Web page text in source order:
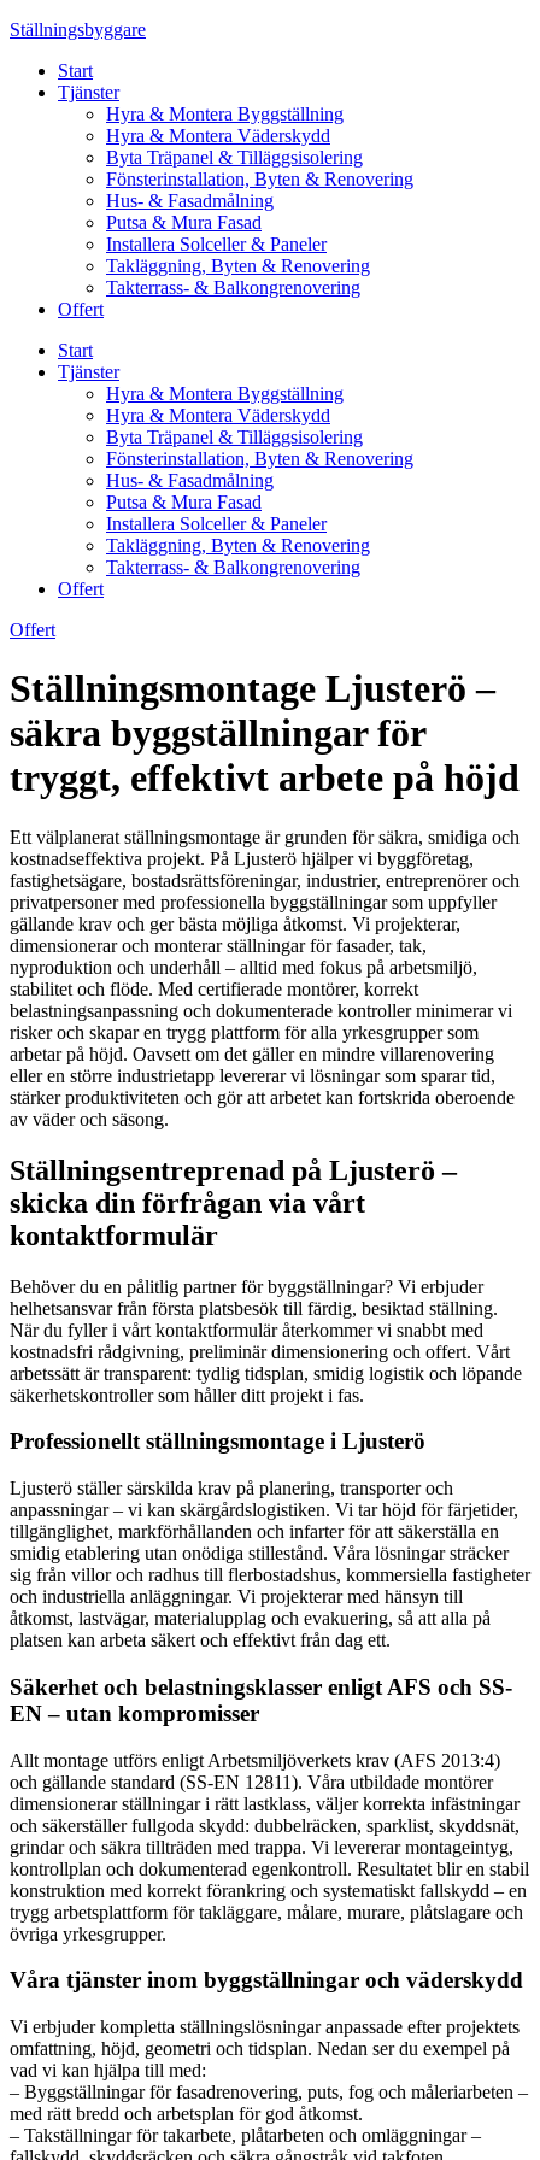
Skip
content
Ställningsbyggare
Start
Tjänster
Hyra & Montera Byggställning
Hyra & Montera Väderskydd
Byta Träpanel & Tilläggsisolering
Fönsterinstallation, Byten & Renovering
Hus- & Fasadmålning
Putsa & Mura Fasad
Installera Solceller & Paneler
Takläggning, Byten & Renovering
Takterrass- & Balkongrenovering
Offert
Start
Tjänster
Hyra & Montera Byggställning
Hyra & Montera Väderskydd
Byta Träpanel & Tilläggsisolering
Fönsterinstallation, Byten & Renovering
Hus- & Fasadmålning
Putsa & Mura Fasad
Installera Solceller & Paneler
Takläggning, Byten & Renovering
Takterrass- & Balkongrenovering
Offert
Offert
Ställningsmontage Ljusterö –
säkra byggställningar för
tryggt, effektivt arbete på höjd
Ett välplanerat ställningsmontage är grunden för säkra, smidiga och
kostnadseffektiva projekt. På Ljusterö hjälper vi byggföretag,
fastighetsägare, bostadsrättsföreningar, industrier, entreprenörer och
privatpersoner med professionella byggställningar som uppfyller
gällande krav och ger bästa möjliga åtkomst. Vi projekterar,
dimensionerar och monterar ställningar för fasader, tak,
nyproduktion och underhåll – alltid med fokus på arbetsmiljö,
stabilitet och flöde. Med certifierade montörer, korrekt
belastningsanpassning och dokumenterade kontroller minimerar vi
risker och skapar en trygg plattform för alla yrkesgrupper som
arbetar på höjd. Oavsett om det gäller en mindre villarenovering
eller en större industrietapp levererar vi lösningar som sparar tid,
stärker produktiviteten och gör att arbetet kan fortskrida oberoende
av väder och säsong.
Ställningsentreprenad på Ljusterö –
skicka din förfrågan via vårt
kontaktformulär
Behöver du en pålitlig partner för byggställningar? Vi erbjuder
helhetsansvar från första platsbesök till färdig, besiktad ställning.
När du fyller i vårt kontaktformulär återkommer vi snabbt med
kostnadsfri rådgivning, preliminär dimensionering och offert. Vårt
arbetssätt är transparent: tydlig tidsplan, smidig logistik och löpande
säkerhetskontroller som håller ditt projekt i fas.
Professionellt ställningsmontage i Ljusterö
Ljusterö ställer särskilda krav på planering, transporter och
anpassningar – vi kan skärgårdslogistiken. Vi tar höjd för färjetider,
tillgänglighet, markförhållanden och infarter för att säkerställa en
smidig etablering utan onödiga stillestånd. Våra lösningar sträcker
sig från villor och radhus till flerbostadshus, kommersiella fastigheter
och industriella anläggningar. Vi projekterar med hänsyn till
åtkomst, lastvägar, materialupplag och evakuering, så att alla på
platsen kan arbeta säkert och effektivt från dag ett.
Säkerhet och belastningsklasser enligt AFS och SS-
EN – utan kompromisser
Allt montage utförs enligt Arbetsmiljöverkets krav (AFS 2013:4)
och gällande standard (SS-EN 12811). Våra utbildade montörer
dimensionerar ställningar i rätt lastklass, väljer korrekta infästningar
och säkerställer fullgoda skydd: dubbelräcken, sparklist, skyddsnät,
grindar och säkra tillträden med trappa. Vi levererar montageintyg,
kontrollplan och dokumenterad egenkontroll. Resultatet blir en stabil
konstruktion med korrekt förankring och systematiskt fallskydd – en
trygg arbetsplattform för takläggare, målare, murare, plåtslagare och
övriga yrkesgrupper.
Våra tjänster inom byggställningar och väderskydd
Vi erbjuder kompletta ställningslösningar anpassade efter projektets
omfattning, höjd, geometri och tidsplan. Nedan ser du exempel på
vad vi kan hjälpa till med:
– Byggställningar för fasadrenovering, puts, fog och måleriarbeten –
med rätt bredd och arbetsplan för god åtkomst.
– Takställningar för takarbete, plåtarbeten och omläggningar –